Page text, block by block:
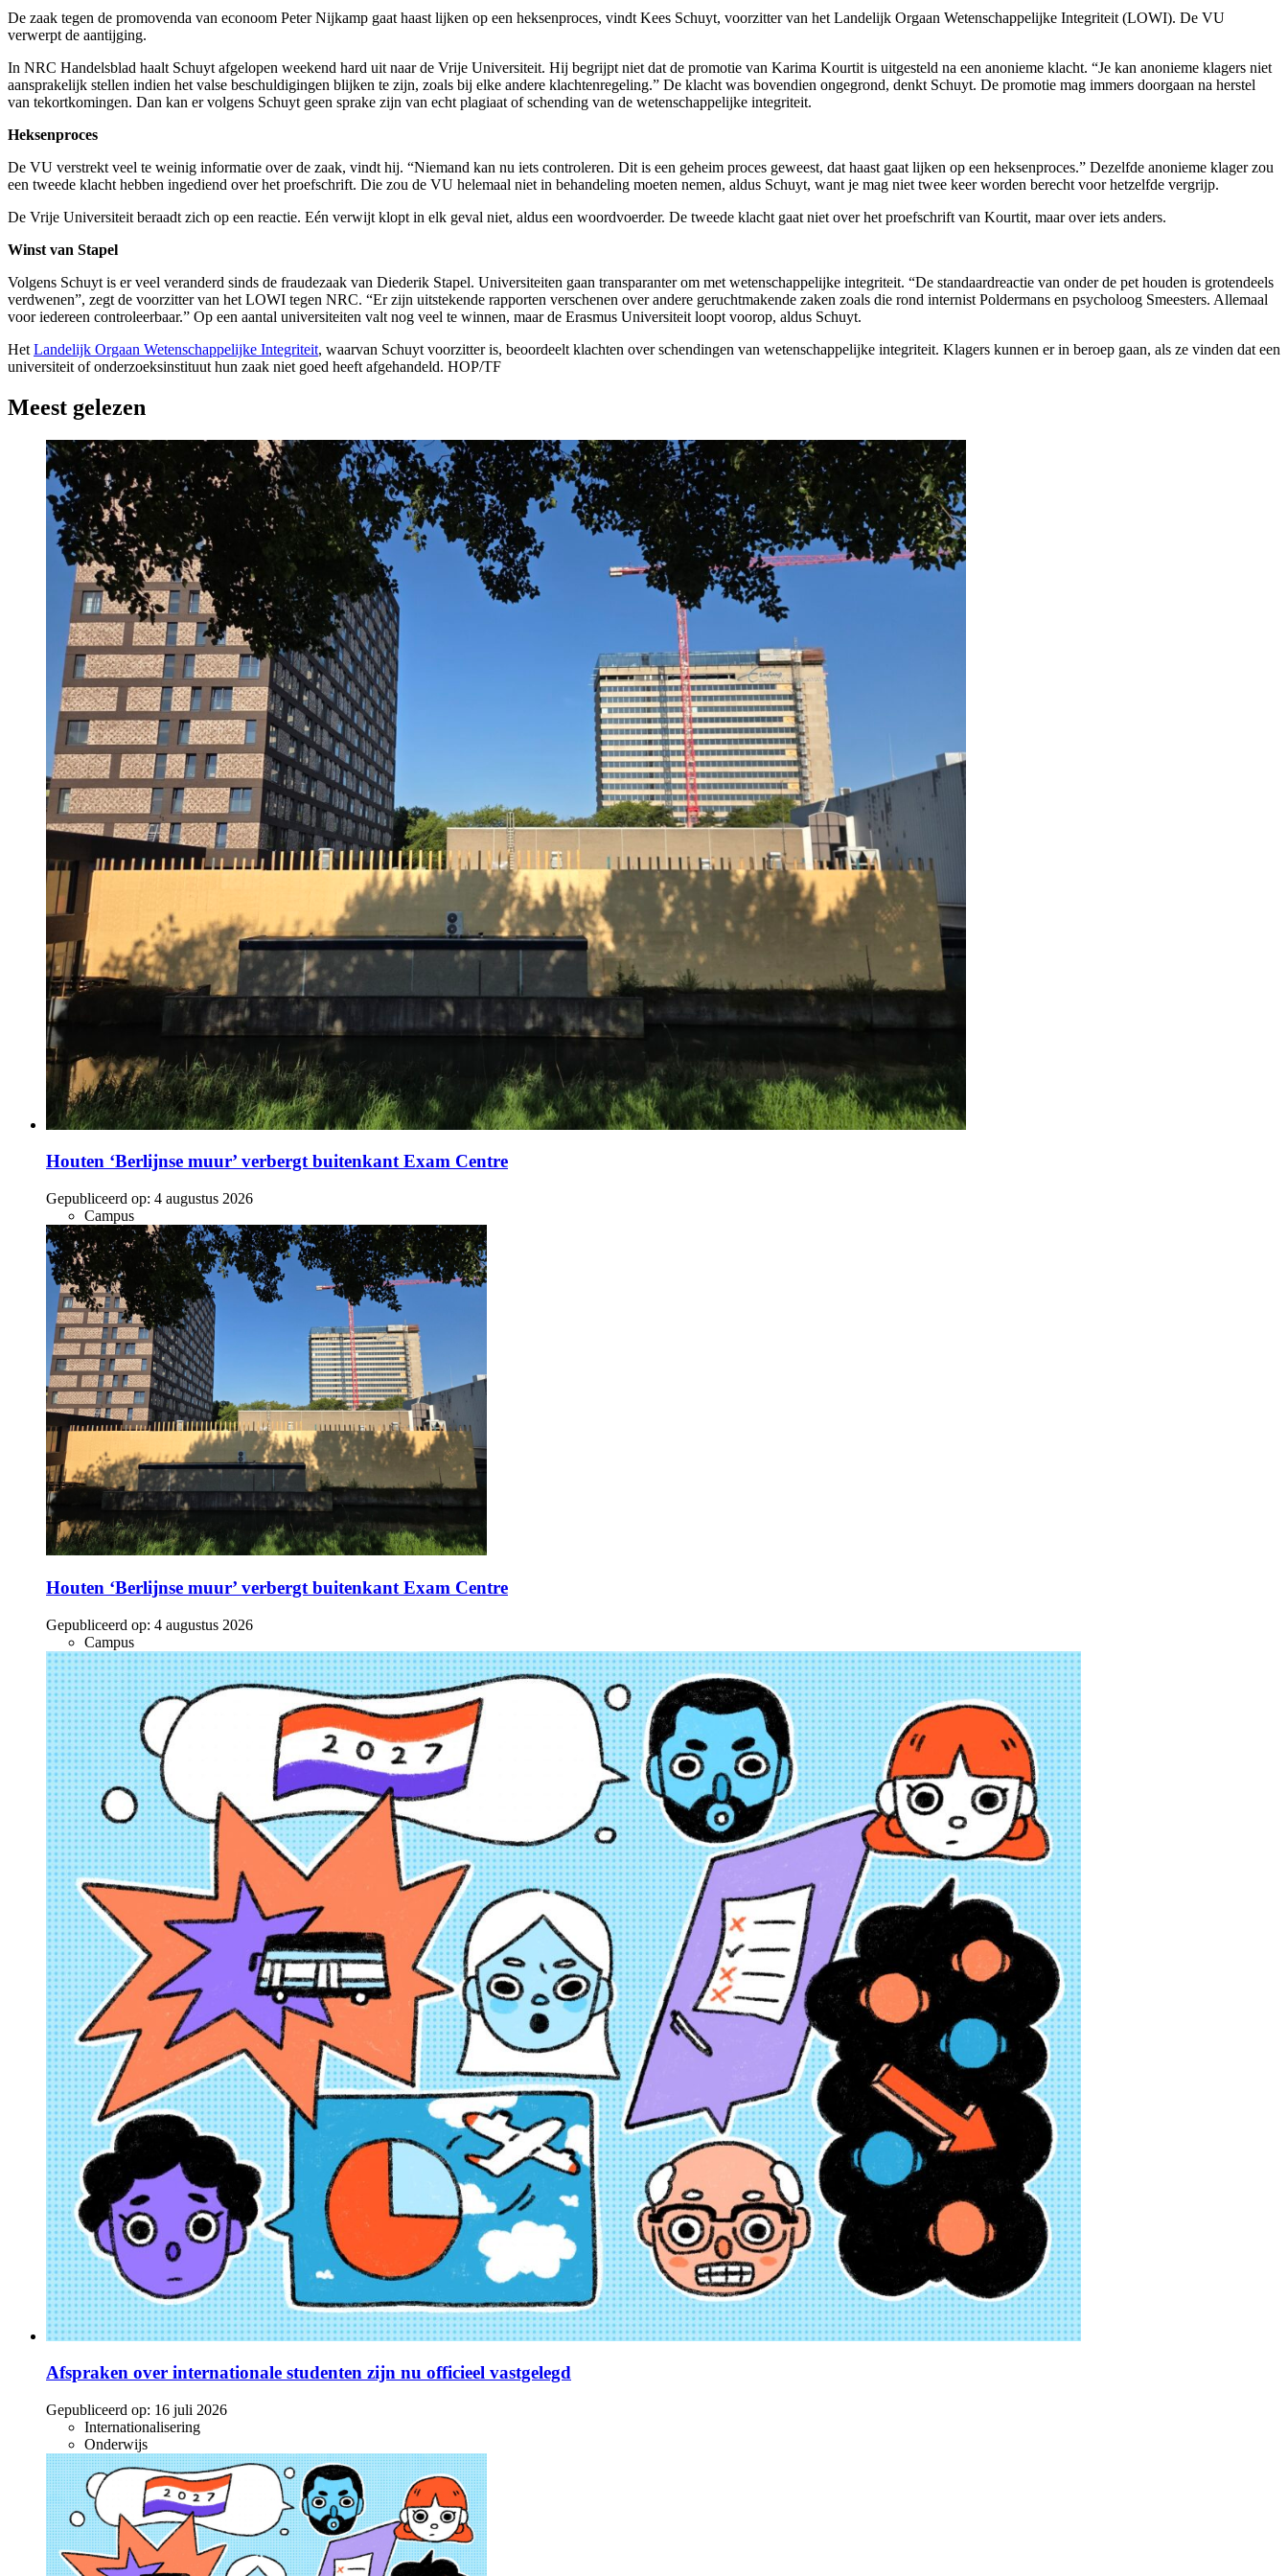
De zaak tegen de promovenda van econoom Peter Nijkamp gaat haast lijken op een heksenproces, vindt Kees Schuyt, voorzitter van het Landelijk Orgaan Wetenschappelijke Integriteit (LOWI). De VU
verwerpt de aantijging.
In NRC Handelsblad haalt Schuyt afgelopen weekend hard uit naar de Vrije Universiteit. Hij begrijpt niet dat de promotie van Karima Kourtit is uitgesteld na een anonieme klacht. “Je kan anonieme klagers niet
aansprakelijk stellen indien het valse beschuldigingen blijken te zijn, zoals bij elke andere klachtenregeling.” De klacht was bovendien ongegrond, denkt Schuyt. De promotie mag immers doorgaan na herstel
van tekortkomingen. Dan kan er volgens Schuyt geen sprake zijn van echt plagiaat of schending van de wetenschappelijke integriteit.
Heksenproces
De VU verstrekt veel te weinig informatie over de zaak, vindt hij. “Niemand kan nu iets controleren. Dit is een geheim proces geweest, dat haast gaat lijken op een heksenproces.” Dezelfde anonieme klager zou
een tweede klacht hebben ingediend over het proefschrift. Die zou de VU helemaal niet in behandeling moeten nemen, aldus Schuyt, want je mag niet twee keer worden berecht voor hetzelfde vergrijp.
De Vrije Universiteit beraadt zich op een reactie. Eén verwijt klopt in elk geval niet, aldus een woordvoerder. De tweede klacht gaat niet over het proefschrift van Kourtit, maar over iets anders.
Winst van Stapel
Volgens Schuyt is er veel veranderd sinds de fraudezaak van Diederik Stapel. Universiteiten gaan transparanter om met wetenschappelijke integriteit. “De standaardreactie van onder de pet houden is grotendeels
verdwenen”, zegt de voorzitter van het LOWI tegen NRC. “Er zijn uitstekende rapporten verschenen over andere geruchtmakende zaken zoals die rond internist Poldermans en psycholoog Smeesters. Allemaal
voor iedereen controleerbaar.” Op een aantal universiteiten valt nog veel te winnen, maar de Erasmus Universiteit loopt voorop, aldus Schuyt.
Het Landelijk Orgaan Wetenschappelijke Integriteit, waarvan Schuyt voorzitter is, beoordeelt klachten over schendingen van wetenschappelijke integriteit. Klagers kunnen er in beroep gaan, als ze vinden dat een
universiteit of onderzoeksinstituut hun zaak niet goed heeft afgehandeld. HOP/TF
Meest gelezen
Houten ‘Berlijnse muur’ verbergt buitenkant Exam Centre
Gepubliceerd op: 4 augustus 2026
Campus
Houten ‘Berlijnse muur’ verbergt buitenkant Exam Centre
Gepubliceerd op: 4 augustus 2026
Campus
Afspraken over internationale studenten zijn nu officieel vastgelegd
Gepubliceerd op: 16 juli 2026
Internationalisering
Onderwijs